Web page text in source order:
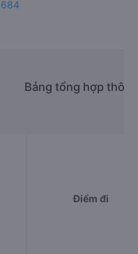
Bảng tổng hợp
Điểm đi